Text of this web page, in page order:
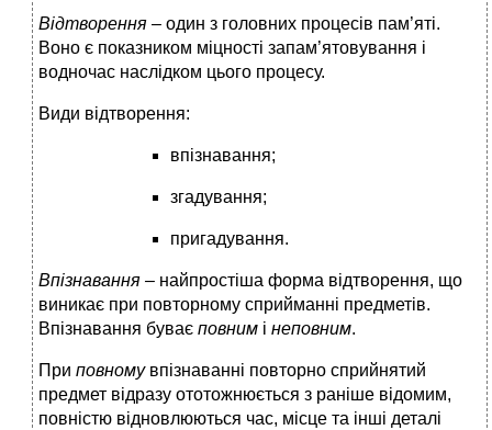
Відтворення – один з головних процесів пам’яті.
Воно є показником міцності запам’ятовування і
водночас наслідком цього процесу.
Види відтворення:
впізнавання;
згадування;
пригадування.
Впізнавання – найпростіша форма відтворення, що
виникає при повторному сприйманні предметів.
Впізнавання буває повним і неповним.
При повномувпізнаванні повторно сприйнятий
предмет відразу ототожнюється з раніше відомим,
повністю відновлюються час, місце та інші деталі